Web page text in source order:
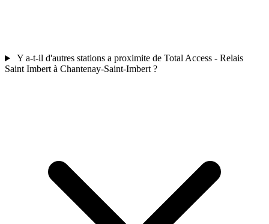
Y a-t-il d'autres stations a proximite de Total Access - Relais
Saint Imbert à Chantenay-Saint-Imbert ?